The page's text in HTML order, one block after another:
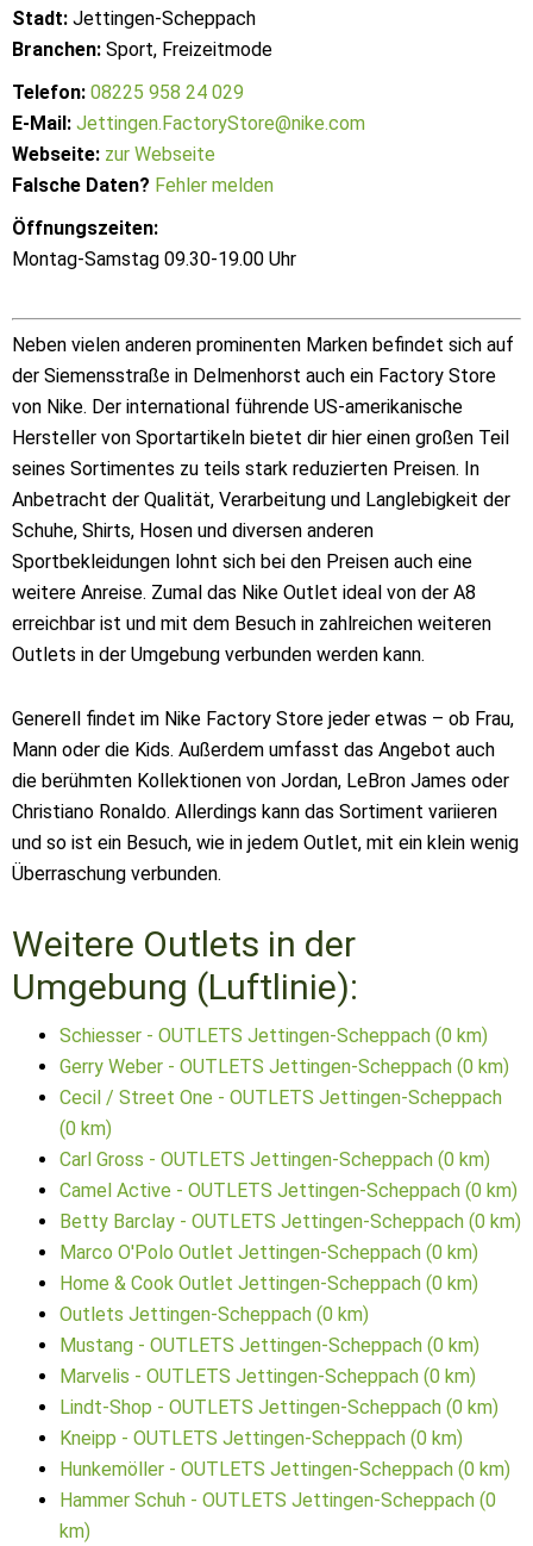
Stadt: Jettingen-Scheppach
Branchen: Sport, Freizeitmode
Telefon: 08225 958 24 029
E-Mail: Jettingen.FactoryStore@nike.com
Webseite: zur Webseite
Falsche Daten? Fehler melden
Öffnungszeiten:
Montag-Samstag 09.30-19.00 Uhr
Neben vielen anderen prominenten Marken befindet sich auf
der Siemensstraße in Delmenhorst auch ein Factory Store
von Nike. Der international führende US-amerikanische
Hersteller von Sportartikeln bietet dir hier einen großen Teil
seines Sortimentes zu teils stark reduzierten Preisen. In
Anbetracht der Qualität, Verarbeitung und Langlebigkeit der
Schuhe, Shirts, Hosen und diversen anderen
Sportbekleidungen lohnt sich bei den Preisen auch eine
weitere Anreise. Zumal das Nike Outlet ideal von der A8
erreichbar ist und mit dem Besuch in zahlreichen weiteren
Outlets in der Umgebung verbunden werden kann.
Generell findet im Nike Factory Store jeder etwas – ob Frau,
Mann oder die Kids. Außerdem umfasst das Angebot auch
die berühmten Kollektionen von Jordan, LeBron James oder
Christiano Ronaldo. Allerdings kann das Sortiment variieren
und so ist ein Besuch, wie in jedem Outlet, mit ein klein wenig
Überraschung verbunden.
Weitere Outlets in der
Umgebung (Luftlinie):
Schiesser - OUTLETS Jettingen-Scheppach (0 km)
Gerry Weber - OUTLETS Jettingen-Scheppach (0 km)
Cecil / Street One - OUTLETS Jettingen-Scheppach
(0 km)
Carl Gross - OUTLETS Jettingen-Scheppach (0 km)
Camel Active - OUTLETS Jettingen-Scheppach (0 km)
Betty Barclay - OUTLETS Jettingen-Scheppach (0 km)
Marco O'Polo Outlet Jettingen-Scheppach (0 km)
Home & Cook Outlet Jettingen-Scheppach (0 km)
Outlets Jettingen-Scheppach (0 km)
Mustang - OUTLETS Jettingen-Scheppach (0 km)
Marvelis - OUTLETS Jettingen-Scheppach (0 km)
Lindt-Shop - OUTLETS Jettingen-Scheppach (0 km)
Kneipp - OUTLETS Jettingen-Scheppach (0 km)
Hunkemöller - OUTLETS Jettingen-Scheppach (0 km)
Hammer Schuh - OUTLETS Jettingen-Scheppach (0
km)